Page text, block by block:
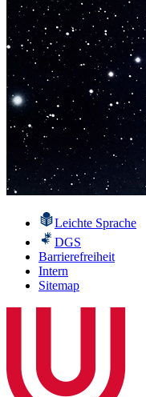
Leichte Sprache
DGS
Barrierefreiheit
Intern
Sitemap